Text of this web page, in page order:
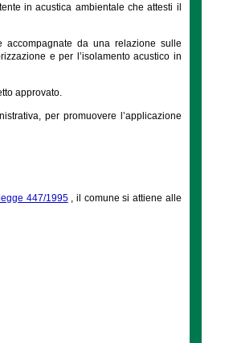
in acustica ambientale che attesti il
da una relazione sulle
e per l’isolamento acustico in
approvato.
per promuovere l’applicazione
447/1995, il comune si attiene alle